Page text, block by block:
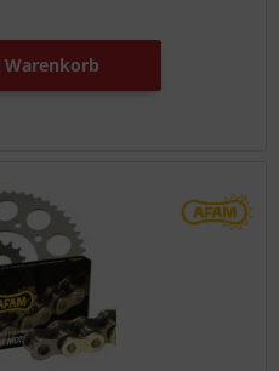
Warenkorb